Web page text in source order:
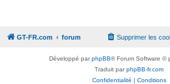
GT-FR.com forum Supprimer les
Développé parphpBB® Forum Software ©
Traduit parphpBB-fr.com
Confidentialité | Conditions